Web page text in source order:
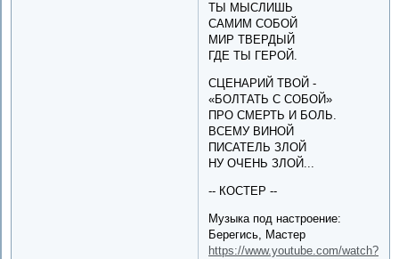
ТЫ МЫСЛИШЬ
САМИМ СОБОЙ
МИР ТВЕРДЫЙ
ГДЕ ТЫ ГЕРОЙ.
СЦЕНАРИЙ ТВОЙ -
«БОЛТАТЬ С СОБОЙ»
ПРО СМЕРТЬ И БОЛЬ.
ВСЕМУ ВИНОЙ
ПИСАТЕЛЬ ЗЛОЙ
НУ ОЧЕНЬ ЗЛОЙ...
-- КОСТЕР --
Музыка под настроение:
Берегись, Мастер
https://www.youtube.com/watch?